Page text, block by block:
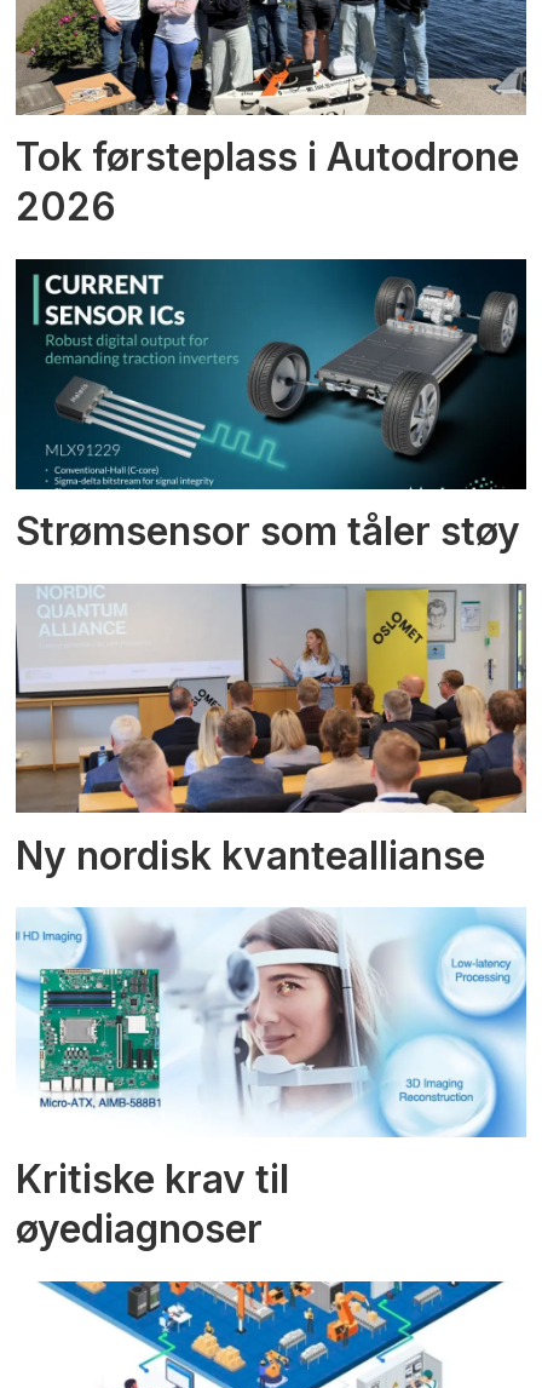
Tok førsteplass i Autodrone
2026
Strømsensor som tåler støy
Ny nordisk kvanteallianse
Kritiske krav til
øyediagnoser